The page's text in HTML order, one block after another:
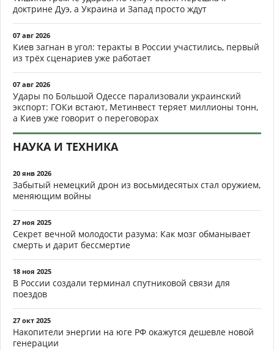
доктрине Дуэ, а Украина и Запад просто ждут
07 авг 2026
Киев загнан в угол: теракты в России участились, первый
из трёх сценариев уже работает
07 авг 2026
Удары по Большой Одессе парализовали украинский
экспорт: ГОКи встают, Метинвест теряет миллионы тонн,
а Киев уже говорит о переговорах
НАУКА И ТЕХНИКА
20 янв 2026
Забытый немецкий дрон из восьмидесятых стал оружием,
меняющим войны
27 ноя 2025
Секрет вечной молодости разума: Как мозг обманывает
смерть и дарит бессмертие
18 ноя 2025
В России создали терминал спутниковой связи для
поездов
27 окт 2025
Накопители энергии на юге РФ окажутся дешевле новой
генерации